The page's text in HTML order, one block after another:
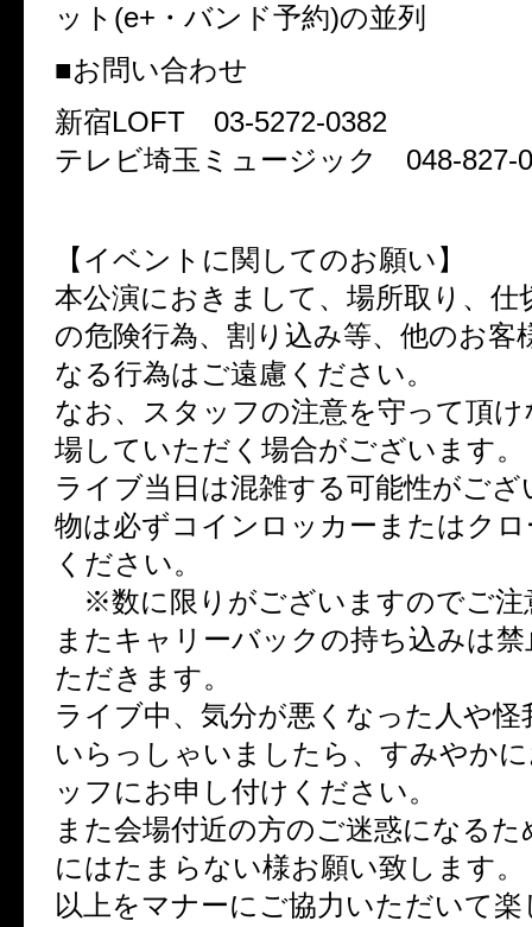
ット(e+・バンド予約)の並列
■お問い合わせ
新宿LOFT 03-5272-0382
テレビ埼玉ミュージック 048-827-
【イベントに関してのお願い】
本公演におきまして、場所取り、仕
の危険行為、割り込み等、他のお客
なる行為はご遠慮ください。
なお、スタッフの注意を守って頂
場していただく場合がございます。
ライブ当日は混雑する可能性がご
物は必ずコインロッカーまたはク
ください。
※数に限りがございますのでご注
またキャリーバックの持ち込みは
ただきます。
ライブ中、気分が悪くなった人や
いらっしゃいましたら、すみやか
ッフにお申し付けください。
また会場付近の方のご迷惑になるた
にはたまらない様お願い致します。
以上をマナーにご協力いただいて